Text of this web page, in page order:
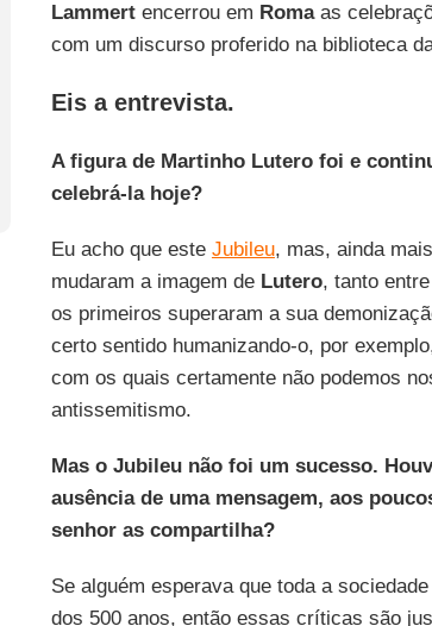
Lammertencerrou em Romaas
com um discurso proferido na biblioteca
Eis a entrevista.
A figura de Martinho Lutero foi e
celebrá-la hoje?
Eu acho que este Jubileu, mas, ainda
mudaram a imagem de Lutero, tanto
os primeiros superaram a sua
certo sentido humanizando-o, por
com os quais certamente não podemos
antissemitismo.
Mas o Jubileu não foi um sucesso.
ausência de uma mensagem, aos
senhor as compartilha?
Se alguém esperava que toda a
dos 500 anos, então essas críticas são